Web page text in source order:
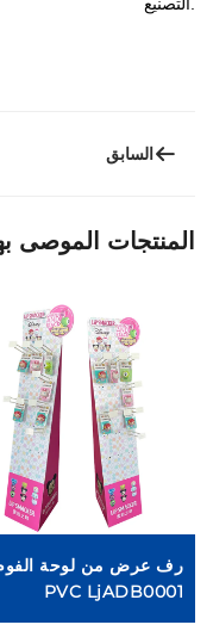
السابق
المنتجات الموصى بها
رف عرض من لوحة الفوم
PVC LjADB0001